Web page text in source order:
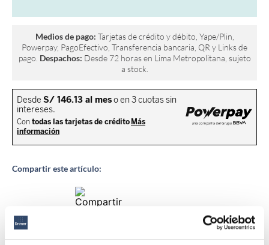
Medios de pago: Tarjetas de crédito y débito, Yape/Plin,
Powerpay, PagoEfectivo, Transferencia bancaria, QR y Links de
pago. Despachos: Desde 72 horas en Lima Metropolitana, sujeto
a stock.
Compartir este artículo: